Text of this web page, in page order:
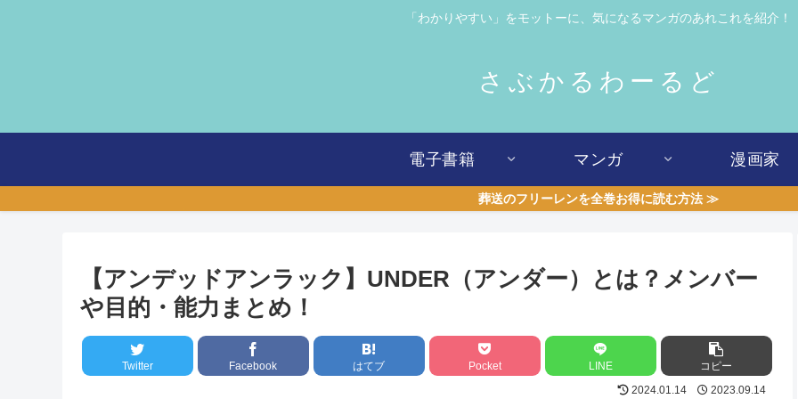
「わかりやすい」をモットーに、気になるマンガのあれこれを紹介！
さぶかるわーるど
電子書籍 マンガ 漫画家
葬送のフリーレンを全巻お得に読む方法 ≫
【アンデッドアンラック】UNDER（アンダー）とは？メンバー
や目的・能力まとめ！
Twitter Facebook はてブ Pocket LINE
コピー
2024.01.14
2023.09.14